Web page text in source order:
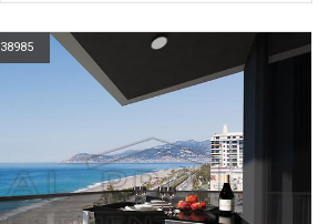
38985